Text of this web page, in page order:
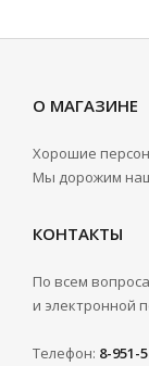
О МАГАЗИНЕ
Хорошие
Мы дорожим
КОНТАКТЫ
По всем
и электронной
Телефон: 8-951-